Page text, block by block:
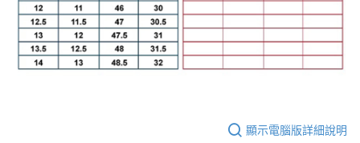
顯示電腦版詳細說明